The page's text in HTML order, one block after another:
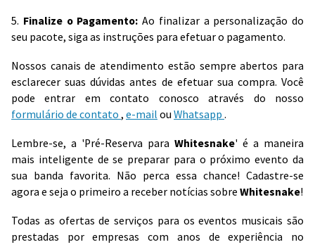
5. Finalize o Pagamento: Ao finalizar a personalização do
seu pacote, siga as instruções para efetuar o pagamento.
Nossos canais de atendimento estão sempre abertos para
esclarecer suas dúvidas antes de efetuar sua compra. Você
pode entrar em contato conosco através do nosso
formulário de contato , e-mail ou Whatsapp .
Lembre-se, a 'Pré-Reserva para Whitesnake' é a maneira
mais inteligente de se preparar para o próximo evento da
sua banda favorita. Não perca essa chance! Cadastre-se
agora e seja o primeiro a receber notícias sobre Whitesnake!
Todas as ofertas de serviços para os eventos musicais são
prestadas por empresas com anos de experiência no